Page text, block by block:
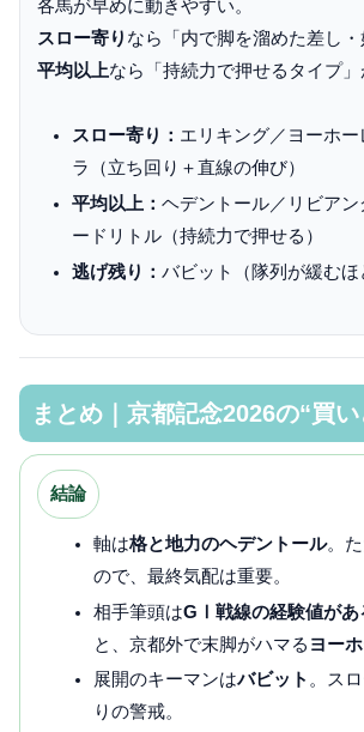
各馬が早めに動きやすい。
スロー寄り なら「内で脚を溜めた差し・
平均以上なら「持続力で押せるタイプ」
スロー寄り： エリキング／ヨーホー
ラ（立ち回り＋直線の伸び）
平均以上： ヘデントール／リビアン
ードリトル（持続力で押せる）
逃げ残り： バビット（隊列が緩むほ
まとめ｜京都記念2026の“買
結論
軸は格と地力のヘデントール。
ので、最終気配は重要。
相手筆頭はGⅠ戦線の経験値があ
と、京都外で末脚がハマる ヨー
展開のキーマンはバビット 。ス
りの警戒。